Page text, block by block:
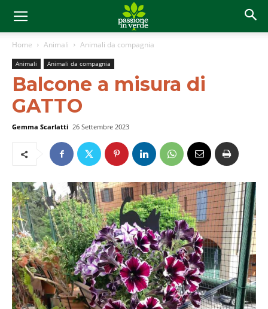
Home Animali Animali da compagnia
Animali Animali da compagnia
Balcone a misura di
GATTO
Gemma Scarlatti 26 Settembre 2023